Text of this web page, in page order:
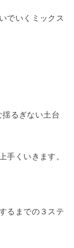
でいくミックス
るぎない土台
手くいきます。
るまでの３ステ